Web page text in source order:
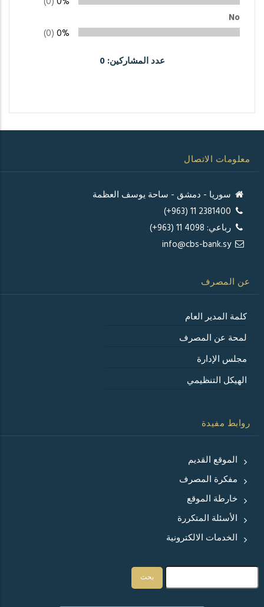
No
0%
(0)
عدد المشاركين: 0
معلومات الاتصال
سوريا - دمشق - ساحة يوسف العظمة
رباعي: 4098 11 (963+)
info@cbs-bank.sy
عن المصرف
كلمة المدير العام
لمحة عن المصرف
مجلس الإدارة
الهيكل التنظيمي
روابط مفيدة
الموقع القديم
مفكرة المصرف
خارطة الموقع
الأسئلة المتكررة
الخدمات الالكترونية